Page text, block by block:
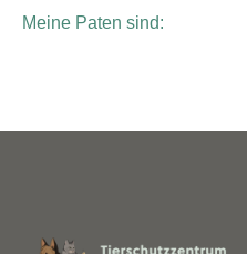
Meine Paten sind: